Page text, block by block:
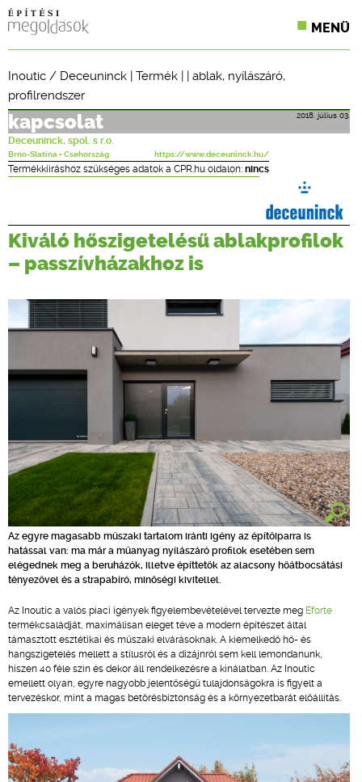
MENÜ
CPR TERMÉKKIÍRÁS
ÉPÍTÉSI JOG
TERVEZÉSI SEGÉDLETEK
Inoutic / Deceuninck | Termék | | ablak, nyílászáró,
profilrendszer
2018. július 03.
kapcsolat
Deceuninck, spol. s r.o.
Brno-Slatina ▪ Csehország https://www.deceuninck.hu/
Termékkiíráshoz szükséges adatok a CPR.hu oldalon: nincs
Kiváló hőszigetelésű ablakprofilok
– passzívházakhoz is
Az egyre magasabb műszaki tartalom iránti igény az építőiparra is
hatással van: ma már a műanyag nyílászáró profilok esetében sem
elégednek meg a beruházók, illetve építtetők az alacsony hőátbocsátási
tényezővel és a strapabíró, minőségi kivitellel.
Az Inoutic a valós piaci igények figyelembevételével tervezte meg Eforte
termékcsaládját, maximálisan eleget téve a modern építészet által
támasztott esztétikai és műszaki elvárásoknak. A kiemelkedő hő- és
hangszigetelés mellett a stílusról és a dizájnról sem kell lemondanunk,
hiszen 40 féle szín és dekor áll rendelkezésre a kínálatban. Az Inoutic
emellett olyan, egyre nagyobb jelentőségű tulajdonságokra is figyelt a
tervezéskor, mint a magas betörésbiztonság és a környezetbarát előállítás.